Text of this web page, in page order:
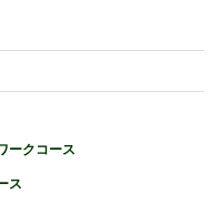
ークコース
ス